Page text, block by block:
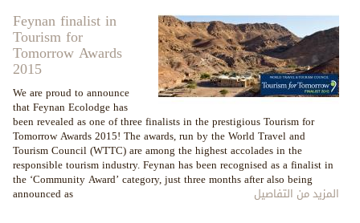
Feynan finalist in
Tourism for
Tomorrow Awards
2015
We are proud to announce
that Feynan Ecolodge has
been revealed as one of three finalists in the prestigious Tourism for
Tomorrow Awards 2015! The awards, run by the World Travel and
Tourism Council (WTTC) are among the highest accolades in the
responsible tourism industry. Feynan has been recognised as a finalist in
the ‘Community Award’ category, just three months after also being
announced as المزيد من التفاصيل